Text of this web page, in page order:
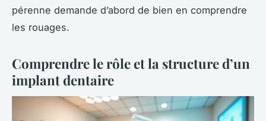
pérenne demande d’abord de bien en comprendre
les rouages.
Comprendre le rôle et la structure d’un
implant dentaire